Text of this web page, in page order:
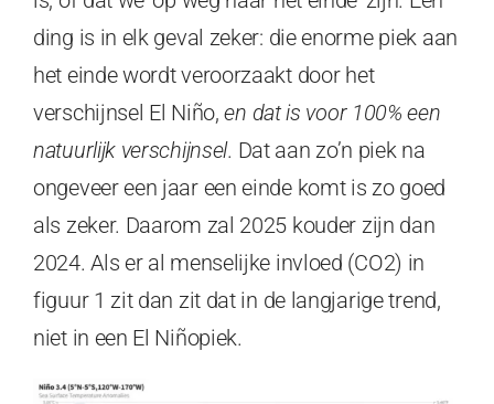
ding is in elk geval zeker: die enorme piek aan
het einde wordt veroorzaakt door het
verschijnsel El Niño,en dat is voor 100% een
natuurlijk verschijnsel. Dat aan zo’n piek na
ongeveer een jaar een einde komt is zo goed
als zeker. Daarom zal 2025 kouder zijn dan
2024. Als er al menselijke invloed (CO2) in
figuur 1 zit dan zit dat in de langjarige trend,
niet in een El Niñopiek.